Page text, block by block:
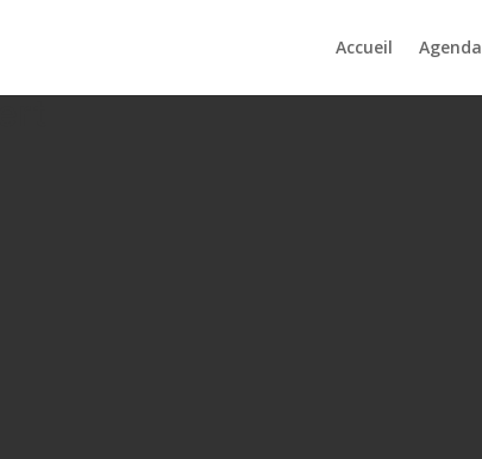
Accueil Agenda